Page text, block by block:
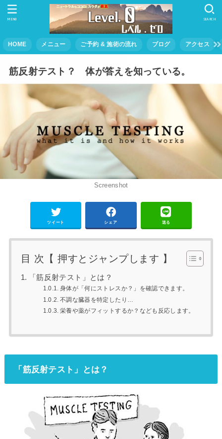
HOME メニュー ご予約 & 施術の流れ ブログ アクセス
SEARCH
MENU
筋反射テスト？ 体が答えを知っている。
Screenshot
ツイート シェア 送る
目 次【 押すとジャンプします 】
「筋反射テスト」とは？
身体が「何にストレスか？」を確認できます。
不調な臓器を特定したり…
栄養や薬がフィットするか？なども反応します。
「筋反射テスト」とは？